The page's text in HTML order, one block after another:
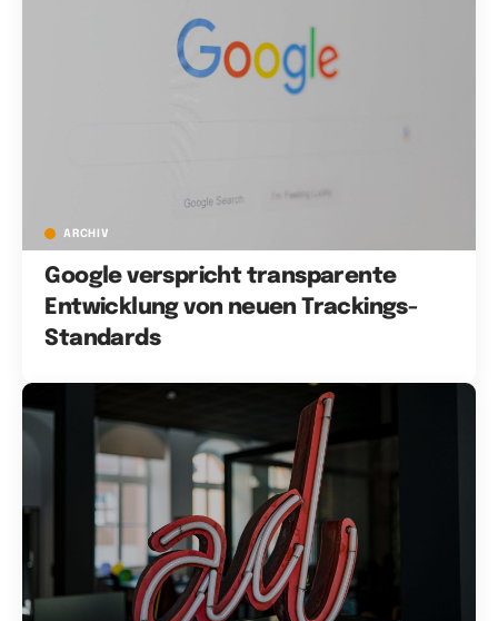
ARCHIV
Google verspricht transparente
Entwicklung von neuen Trackings-
Standards